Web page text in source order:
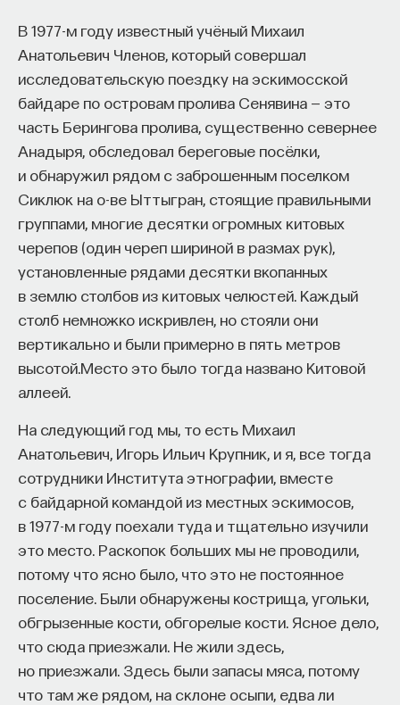
В 1977-м году известный учёный Михаил
Анатольевич Членов, который совершал
исследовательскую поездку на эскимосской
байдаре по островам пролива Сенявина — это
часть Берингова пролива, существенно севернее
Анадыря, обследовал береговые посёлки,
и обнаружил рядом с заброшенным поселком
Сиклюк на о-ве Ыттыгран, стоящие правильными
группами, многие десятки огромных китовых
черепов (один череп шириной в размах рук),
установленные рядами десятки вкопанных
в землю столбов из китовых челюстей. Каждый
столб немножко искривлен, но стояли они
вертикально и были примерно в пять метров
высотой.Место это было тогда названо Китовой
аллеей.
На следующий год мы, то есть Михаил
Анатольевич, Игорь Ильич Крупник, и я, все тогда
сотрудники Института этнографии, вместе
с байдарной командой из местных эскимосов,
в 1977-м году поехали туда и тщательно изучили
это место. Раскопок больших мы не проводили,
потому что ясно было, что это не постоянное
поселение. Были обнаружены кострища, угольки,
обгрызенные кости, обгорелые кости. Ясное дело,
что сюда приезжали. Не жили здесь,
но приезжали. Здесь были запасы мяса, потому
что там же рядом, на склоне осыпи, едва ли
будущем! ​
Заполните анкету и загрузите своё резюме,
чтобы стать участником программы:
https://postnauka.org/link/tal1125_blog1
11/24/2025
НАПИСАТЬ НАМ
НАД МАТЕРИАЛОМ РАБОТАЛИ
ПостНаука
команда ПостНауки
Сения Долгачева
редактор ПостНауки
ТЕХНОЛОГИИ
644 публикации
ТЕХНОЛОГИИ МАТЕМАТИКА ОБРАЗОВАНИЕ
НАУКА БИОТЕХНОЛОГИИ
ПРОГРАММНАЯ ИНЖЕНЕРИЯ ТОЧНЫЕ НАУКИ